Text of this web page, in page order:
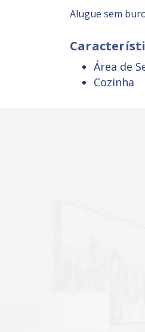
Alugue sem
Área de
Cozinha